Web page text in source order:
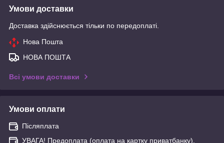
Умови доставки
Доставка здійснюється тільки по передоплаті.
Нова Пошта
НОВА ПОШТА
Всі умови доставки
Умови оплати
Післяплата
УВАГА! Предоплата (оплата на картку приватбанку).